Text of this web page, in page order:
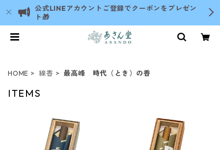
公式LINEアカウントご登録でクーポンをプレゼン
ト🎁
HOME 線香 最高峰 時代（とき）の香
ITEMS